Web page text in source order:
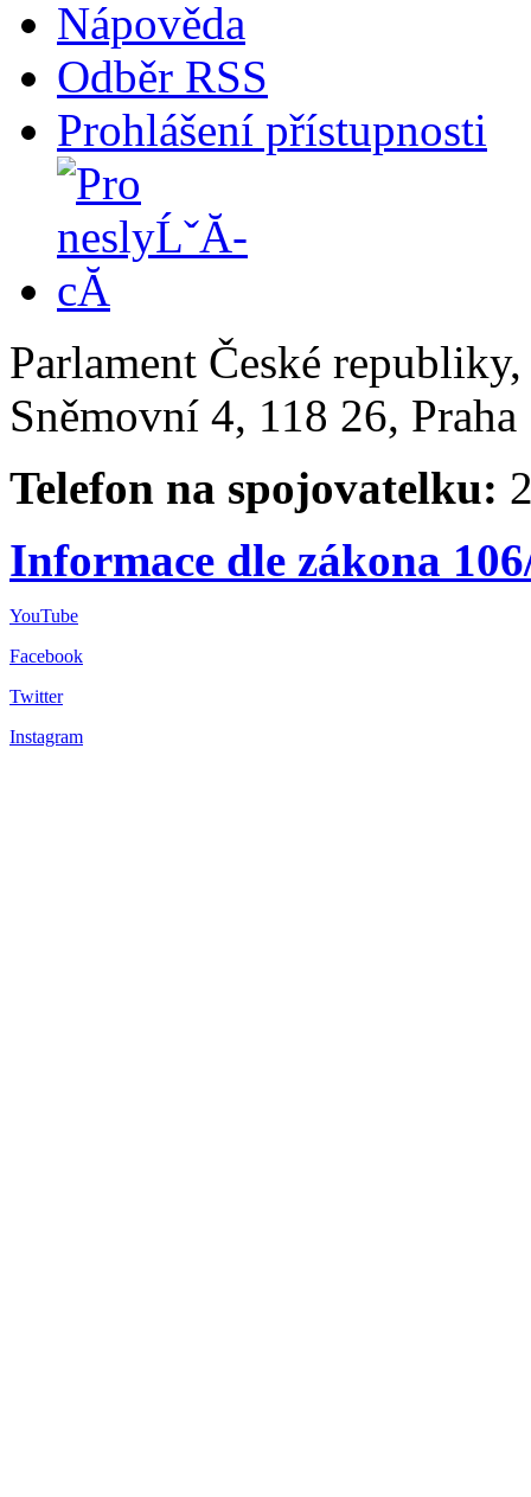
Nápověda
Odběr RSS
Prohlášení přístupnosti
Parlament České
Sněmovní 4, 118 26,
Telefon na spojovatelku:
Informace dle zákona
YouTube
Facebook
Twitter
Instagram